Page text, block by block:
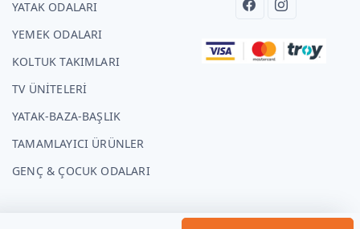
YATAK ODALARI
YEMEK ODALARI
KOLTUK TAKIMLARI
TV ÜNİTELERİ
YATAK-BAZA-BAŞLIK
TAMAMLAYICI ÜRÜNLER
GENÇ & ÇOCUK ODALARI